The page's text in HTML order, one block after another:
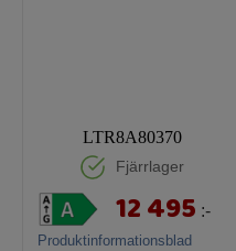
LTR8A80370
Fjärrlager
Produktinformationsblad
12 495 :-